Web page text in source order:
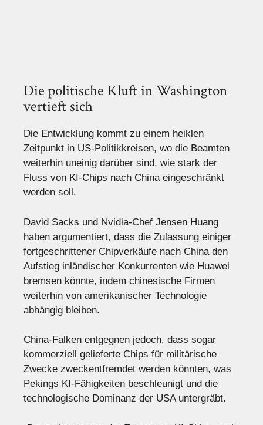
Die politische Kluft in Washington
vertieft sich
Die Entwicklung kommt zu einem heiklen
Zeitpunkt in US-Politikkreisen, wo die Beamten
weiterhin uneinig darüber sind, wie stark der
Fluss von KI-Chips nach China eingeschränkt
werden soll.
David Sacks und Nvidia-Chef Jensen Huang
haben argumentiert, dass die Zulassung einiger
fortgeschrittener Chipverkäufe nach China den
Aufstieg inländischer Konkurrenten wie Huawei
bremsen könnte, indem chinesische Firmen
weiterhin von amerikanischer Technologie
abhängig bleiben.
China-Falken entgegnen jedoch, dass sogar
kommerziell gelieferte Chips für militärische
Zwecke zweckentfremdet werden könnten, was
Pekings KI-Fähigkeiten beschleunigt und die
technologische Dominanz der USA untergräbt.